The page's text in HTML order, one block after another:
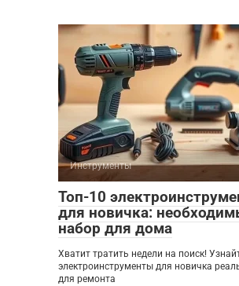
Инструменты
Топ-10
для новичка:
набор для дома
Хватит тратить недели на поиск!
электроинструменты для новичка
для ремонта